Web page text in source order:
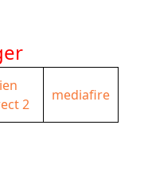
2
mediafire